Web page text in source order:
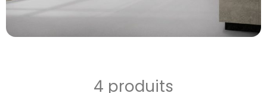
4 produits